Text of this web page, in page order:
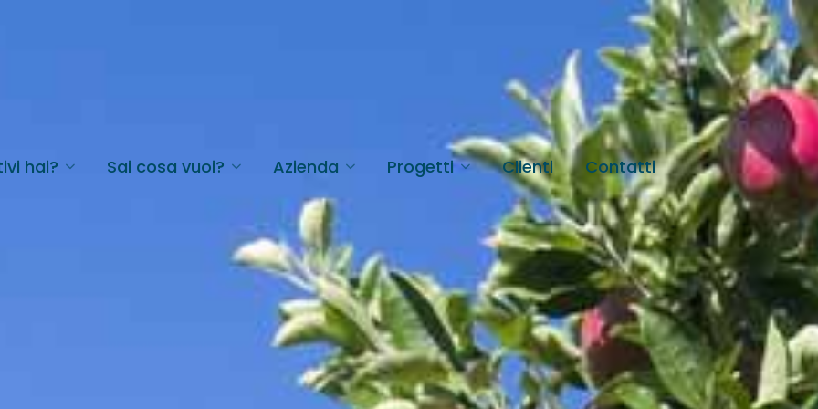
hai? Sai cosa vuoi? Azienda Progetti Clienti Contatti